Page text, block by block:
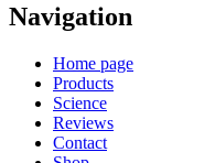
Navigation
Home page
Products
Science
Reviews
Contact